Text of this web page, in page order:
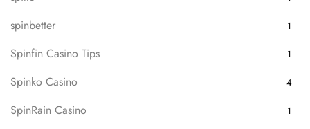
spinbetter 1
Spinfin Casino Tips 1
Spinko Casino 4
SpinRain Casino 1